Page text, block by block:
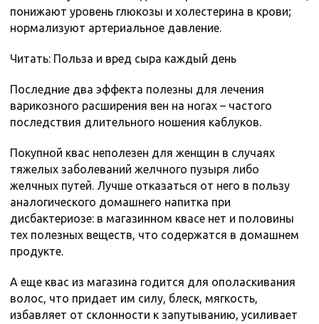
понижают уровень глюкозы и холестерина в крови;
нормализуют артериальное давление.
Читать: Польза и вред сыра каждый день
Последние два эффекта полезны для лечения
варикозного расширения вен на ногах – частого
последствия длительного ношения каблуков.
Покупной квас неполезен для женщин в случаях
тяжелых заболеваний желчного пузыря либо
желчных путей. Лучше отказаться от него в пользу
аналогического домашнего напитка при
дисбактериозе: в магазинном квасе нет и половины
тех полезных веществ, что содержатся в домашнем
продукте.
А еще квас из магазина годится для ополаскивания
волос, что придает им силу, блеск, мягкость,
избавляет от склонности к запутыванию, усиливает